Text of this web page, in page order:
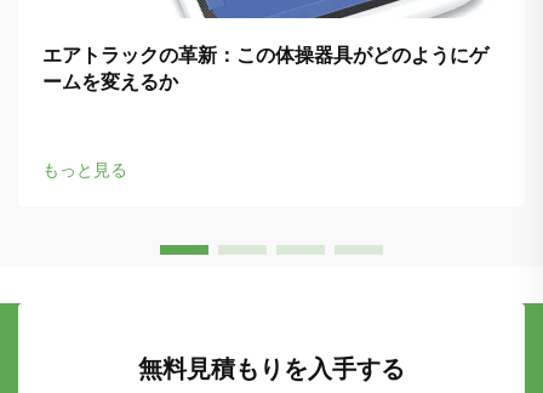
エアトラックの革新：この体操器具がどのようにゲ
ームを変えるか
もっと見る
無料見積もりを入手する